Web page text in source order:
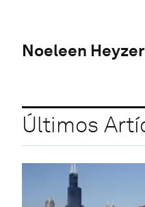
Noeleen Heyzer
Últimos